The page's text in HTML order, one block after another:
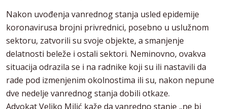
Nakon uvođenja vanrednog stanja usled epidemije
koronavirusa brojni privrednici, posebno u uslužnom
sektoru, zatvorili su svoje objekte, a smanjenje
delatnosti beleže i ostali sektori. Neminovno, ovakva
situacija odrazila se i na radnike koji su ili nastavili da
rade pod izmenjenim okolnostima ili su, nakon nepune
dve nedelje vanrednog stanja dobili otkaze.
Advokat Veljko Milić kaže da vanredno stanje „ne bi